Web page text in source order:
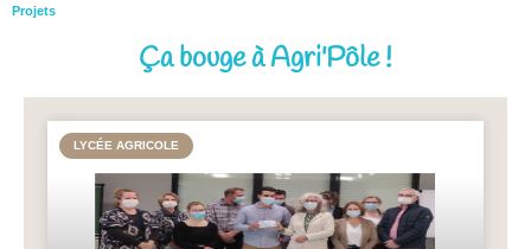
Projets
Ça bouge à Agri'Pôle !
LYCÉE AGRICOLE